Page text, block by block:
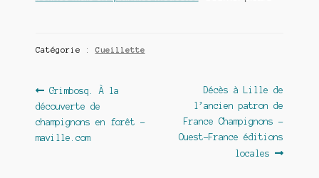
Catégorie : Cueillette
Navigation
de
l’article
Article
précédent :
Grimbosq. À la
découverte de
champignons en forêt –
maville.com
Article
suivant :
Décès à Lille de
l’ancien patron de
France Champignons –
Ouest-France éditions
locales